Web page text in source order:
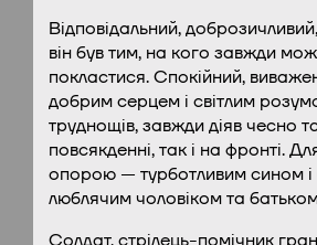
Відповідальний,
він був тим, на кого завжди
покластися. Спокійний,
добрим серцем і світлим
труднощів, завжди діяв чесно
повсякденні, так і на фронті.
опорою — турботливим сином
люблячим чоловіком та